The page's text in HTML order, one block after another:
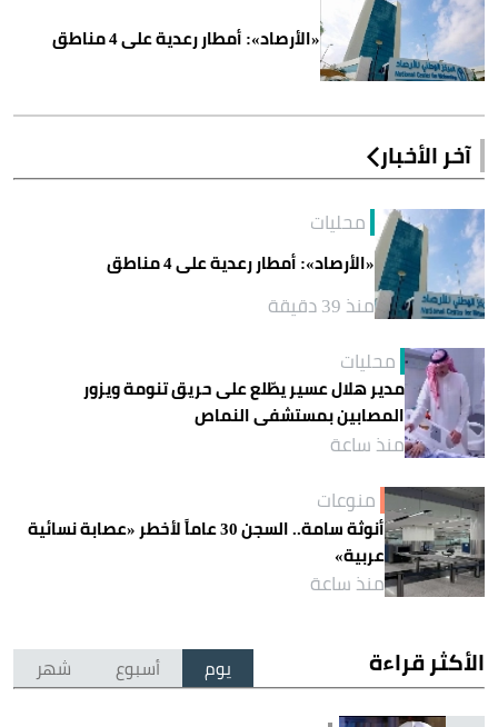
«الأرصاد»: أمطار رعدية على 4 مناطق
آخر الأخبار
محليات
«الأرصاد»: أمطار رعدية على 4 مناطق
منذ 39 دقيقة
محليات
مدير هلال عسير يطّلع على حريق تنومة ويزور
المصابين بمستشفى النماص
منذ ساعة
منوعات
أنوثة سامة.. السجن 30 عاماً لأخطر «عصابة نسائية
عربية»
منذ ساعة
الأكثر قراءة يوم أسبوع شهر